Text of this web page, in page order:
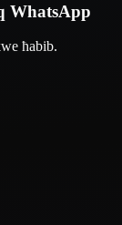
WhatsApp
ħabib.